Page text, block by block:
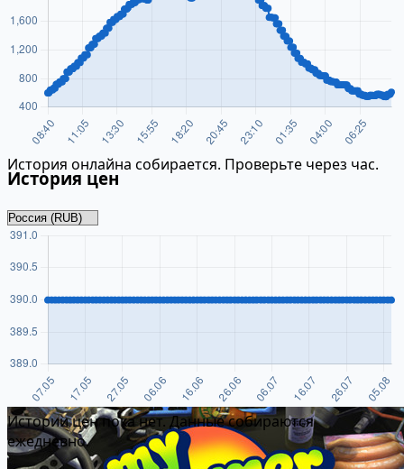
История онлайна собирается. Проверьте через час.
История цен
Истории цен пока нет. Данные собираются
ежедневно.